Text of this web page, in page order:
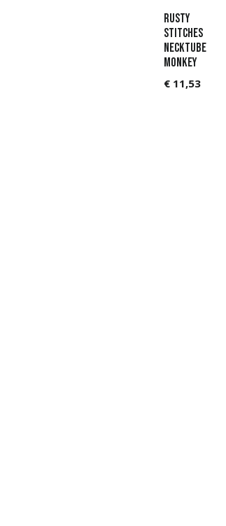
Rusty
Stitches
Necktube
Monkey
€ 11,53